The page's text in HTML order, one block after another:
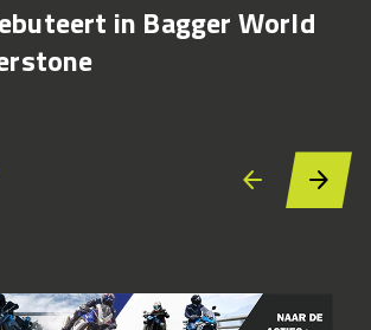
in Bagger World